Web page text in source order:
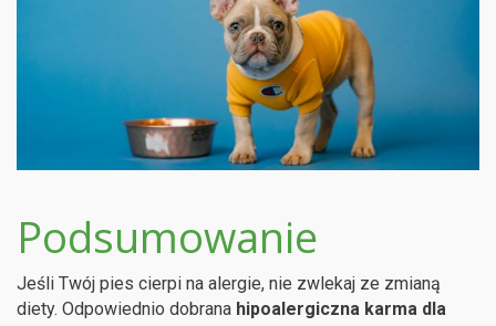
Podsumowanie
Jeśli Twój pies cierpi na alergie, nie zwlekaj ze zmianą
diety. Odpowiednio dobrana hipoalergiczna karma dla